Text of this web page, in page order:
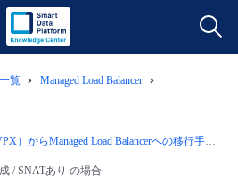
覧 Managed Load Balancer
/ SNATあり の場合